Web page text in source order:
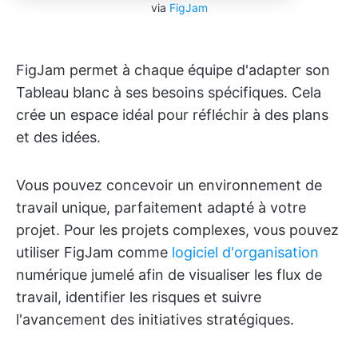
via FigJam
FigJam permet à chaque équipe d'adapter son
Tableau blanc à ses besoins spécifiques. Cela
crée un espace idéal pour réfléchir à des plans
et des idées.
Vous pouvez concevoir un environnement de
travail unique, parfaitement adapté à votre
projet. Pour les projets complexes, vous pouvez
utiliser FigJam comme logiciel d'organisation
numérique jumelé afin de visualiser les flux de
travail, identifier les risques et suivre
l'avancement des initiatives stratégiques.